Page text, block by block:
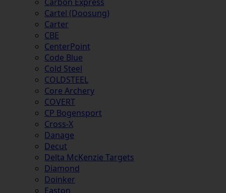
Cartel (Doosung)
Carter
CBE
CenterPoint
Code Blue
Cold Steel
COLDSTEEL
Core Archery
COVERT
CP Bogensport
Cross-X
Danage
Decut
Delta McKenzie Targets
Diamond
Doinker
Easton